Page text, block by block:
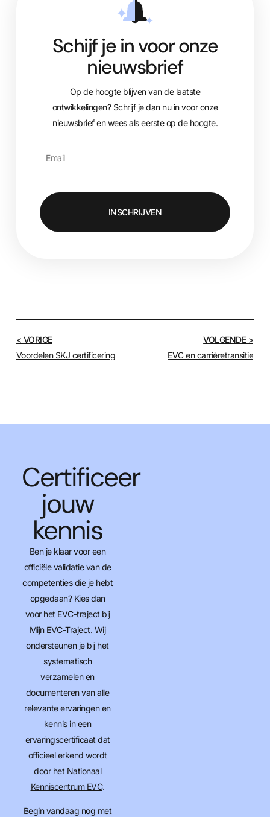
Schijf je in voor onze
nieuwsbrief
Op de hoogte blijven van de laatste
ontwikkelingen? Schrijf je dan nu in voor onze
nieuwsbrief en wees als eerste op de hoogte.
INSCHRIJVEN
< VORIGE
Voordelen SKJ certificering
VOLGENDE >
EVC en carrièretransitie
Certificeer
jouw
kennis
Ben je klaar voor een
officiële validatie van de
competenties die je hebt
opgedaan? Kies dan
voor het EVC-traject bij
Mijn EVC-Traject. Wij
ondersteunen je bij het
systematisch
verzamelen en
documenteren van alle
relevante ervaringen en
kennis in een
ervaringscertificaat dat
officieel erkend wordt
door het Nationaal
Kenniscentrum EVC.
Begin vandaag nog met